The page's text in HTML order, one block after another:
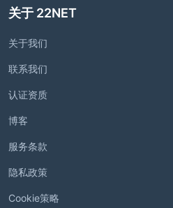
关于 22NET
关于我们
联系我们
认证资质
博客
服务条款
隐私政策
Cookie策略